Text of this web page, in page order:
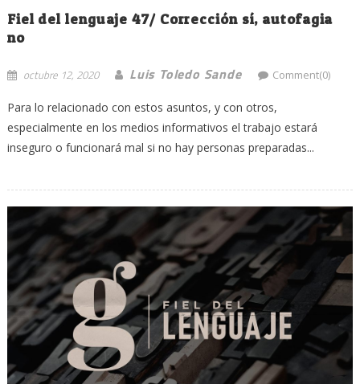
Fiel del lenguaje 47/ Corrección sí, autofagia
no
octubre 12, 2020 Luis Toledo Sande Comment(0)
Para lo relacionado con estos asuntos, y con otros,
especialmente en los medios informativos el trabajo estará
inseguro o funcionará mal si no hay personas preparadas...